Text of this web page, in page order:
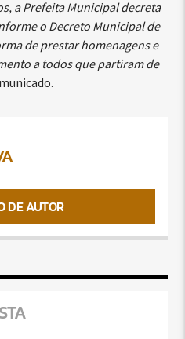
a Prefeita Municipal decreta
o Decreto Municipal de
de prestar homenagens e
a todos que partiram de
DE AUTOR